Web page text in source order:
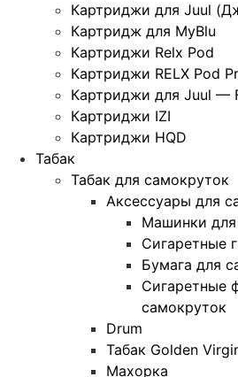
Картриджи для Juul
Картридж для MyBlu
Картриджи Relx Pod
Картриджи RELX Pod
Картриджи для Juul —
Картриджи IZI
Картриджи HQD
Табак
Табак для самокруток
Аксессуары для
Машинки
Сигаретные
Бумага для
Сигаретные
самокруток
Drum
Табак Golden
Махорка